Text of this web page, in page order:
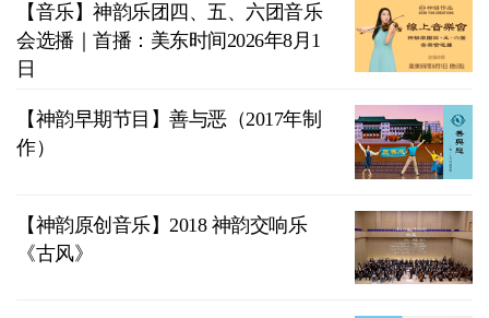
【音乐】神韵乐团四、五、六团音乐
会选播｜首播：美东时间2026年8月1
日
【神韵早期节目】善与恶（2017年制
作）
【神韵原创音乐】2018 神韵交响乐
《古风》